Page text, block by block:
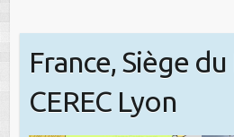
France, Siège du
CEREC Lyon